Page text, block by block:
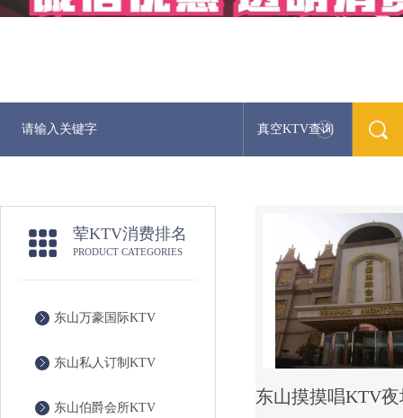
真空KTV查询
荤KTV消费排名
PRODUCT CATEGORIES
东山万豪国际KTV
东山私人订制KTV
东山伯爵会所KTV